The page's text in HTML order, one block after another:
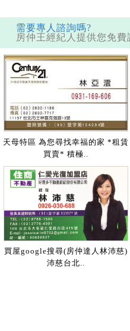
需要專人諮詢嗎?
房仲王經紀人提供您免費
天母特區 為您尋找幸福的家 *租賃
買賣* 積極..
買屋google搜尋(房仲達人林沛慈)
沛慈台北..